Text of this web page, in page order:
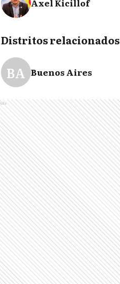
Axel Kicillof
Distritos relacionados
BA Buenos Aires